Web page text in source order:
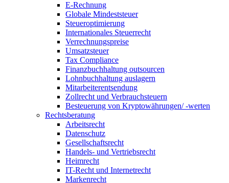
E-Rechnung
Globale Mindeststeuer
Steueroptimierung
Internationales Steuerrecht
Verrechnungspreise
Umsatzsteuer
Tax Compliance
Finanzbuchhaltung outsourcen
Lohnbuchhaltung auslagern
Mitarbeiterentsendung
Zollrecht und Verbrauchsteuern
Besteuerung von Kryptowährungen/ -werten
Rechtsberatung
Arbeitsrecht
Datenschutz
Gesellschaftsrecht
Handels- und Vertriebsrecht
Heimrecht
IT-Recht und Internetrecht
Markenrecht